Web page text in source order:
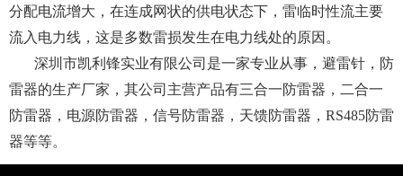
分配电流增大，在连成网状的供电状态下，雷临时性流主要
流入电力线，这是多数雷损发生在电力线处的原因。
深圳市凯利锋实业有限公司 是一家专业从事，避雷针，防
雷器的生产厂家，其公司主营产品有三合一防雷器，二合一
防雷器，电源防雷器，信号防雷器，天馈防雷器，RS485防雷
器等等。